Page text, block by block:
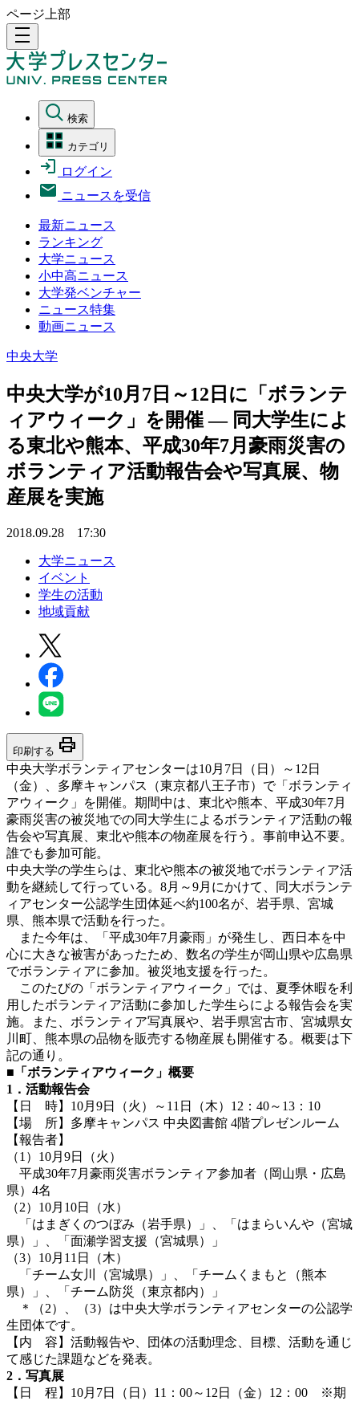
ページ上部
density_medium
検索
カテゴリ
ログイン
ニュースを受信
最新ニュース
ランキング
大学ニュース
小中高ニュース
大学発ベンチャー
ニュース特集
動画ニュース
中央大学
中央大学が10月7日～12日に「ボランテ
ィアウィーク」を開催 — 同大学生によ
る東北や熊本、平成30年7月豪雨災害の
ボランティア活動報告会や写真展、物
産展を実施
2018.09.28 17:30
大学ニュース
イベント
学生の活動
地域貢献
印刷する print
中央大学ボランティアセンターは10月7日（日）～12日
（金）、多摩キャンパス（東京都八王子市）で「ボランティ
アウィーク」を開催。期間中は、東北や熊本、平成30年7月
豪雨災害の被災地での同大学生によるボランティア活動の報
告会や写真展、東北や熊本の物産展を行う。事前申込不要。
誰でも参加可能。
中央大学の学生らは、東北や熊本の被災地でボランティア活
動を継続して行っている。8月～9月にかけて、同大ボランテ
ィアセンター公認学生団体延べ約100名が、岩手県、宮城
県、熊本県で活動を行った。
また今年は、「平成30年7月豪雨」が発生し、西日本を中
心に大きな被害があったため、数名の学生が岡山県や広島県
でボランティアに参加。被災地支援を行った。
このたびの「ボランティアウィーク」では、夏季休暇を利
用したボランティア活動に参加した学生らによる報告会を実
施。また、ボランティア写真展や、岩手県宮古市、宮城県女
川町、熊本県の品物を販売する物産展も開催する。概要は下
記の通り。
■「ボランティアウィーク」概要
1．活動報告会
【日 時】10月9日（火）～11日（木）12：40～13：10
【場 所】多摩キャンパス 中央図書館 4階プレゼンルーム
【報告者】
（1）10月9日（火）
平成30年7月豪雨災害ボランティア参加者（岡山県・広島
県）4名
（2）10月10日（水）
「はまぎくのつぼみ（岩手県）」、「はまらいんや（宮城
県）」、「面瀬学習支援（宮城県）」
（3）10月11日（木）
「チーム女川（宮城県）」、「チームくまもと（熊本
県）」、「チーム防災（東京都内）」
＊（2）、（3）は中央大学ボランティアセンターの公認学
生団体です。
【内 容】活動報告や、団体の活動理念、目標、活動を通じ
て感じた課題などを発表。
2．写真展
【日 程】10月7日（日）11：00～12日（金）12：00 ※期